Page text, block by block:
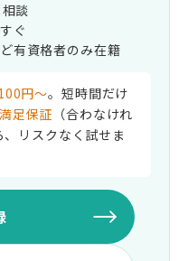
談
ぐ
有資格者のみ在籍
円〜。短時間だけ
満足保証 （合わなけれ
リスクなく試せま